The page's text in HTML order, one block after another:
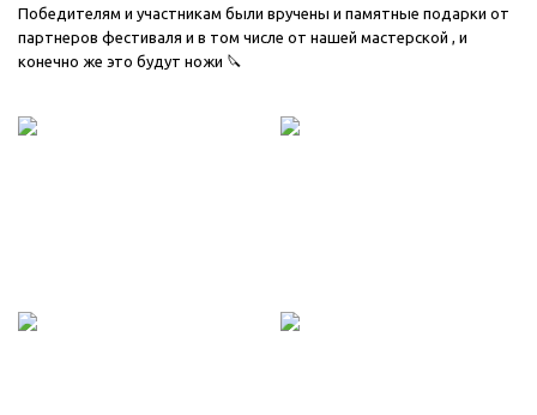
Победителям и участникам были вручены и памятные подарки от
партнеров фестиваля и в том числе от нашей мастерской , и
конечно же это будут ножи 🔪